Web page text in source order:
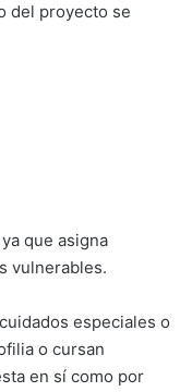
del proyecto se
que asigna
vulnerables.
especiales o
o cursan
en sí como por